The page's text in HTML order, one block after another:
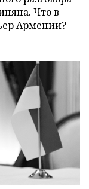
Что в
Армении?